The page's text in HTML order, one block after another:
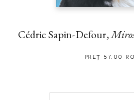
Cédric Sapin-Defour,
PREȚ 57.00